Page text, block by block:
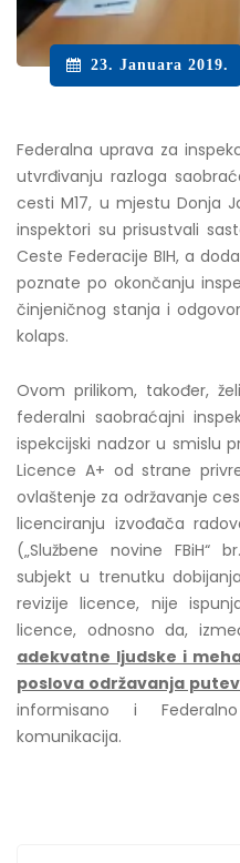
23. Januara 2019.
Federalna uprava za
utvrđivanju razloga
cesti M17, u mjestu Donja
inspektori su prisustvali
Ceste Federacije BIH, a
poznate po okončanju
činjeničnog stanja i
kolaps.
Ovom prilikom, također,
federalni saobraćajni
ispekcijski nadzor u smislu
Licence A+ od strane
ovlaštenje za održavanje
licenciranju izvođača
(„Službene novine FBiH“
subjekt u trenutku
revizije licence, nije
licence, odnosno da,
adekvatne ljudske i
poslova održavanja
informisano i
komunikacija.